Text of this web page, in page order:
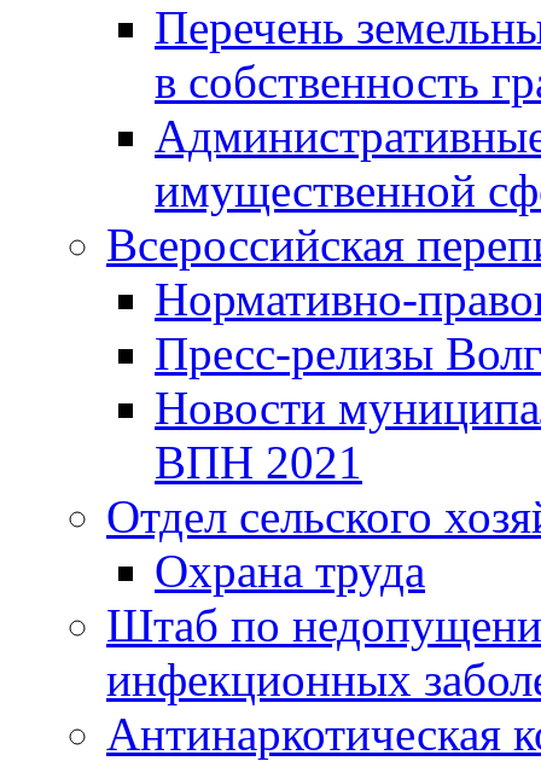
Перечень
в собственность
имущественной
Всероссийская
Нормативно-
Пресс-релизы
Новости
ВПН 2021
Отдел сельского
Охрана труда
Штаб по
инфекционных
Антинаркотическая